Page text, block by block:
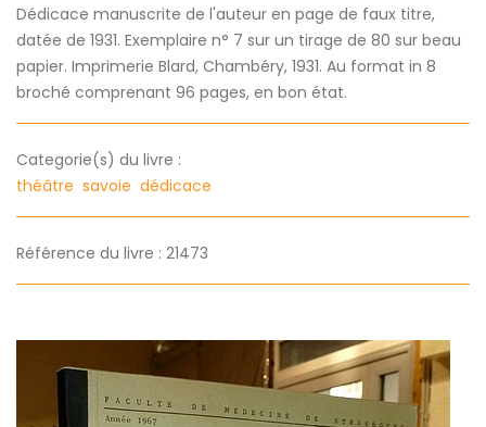
Dédicace manuscrite de l'auteur en page de faux titre,
datée de 1931. Exemplaire n° 7 sur un tirage de 80 sur beau
papier. Imprimerie Blard, Chambéry, 1931. Au format in 8
broché comprenant 96 pages, en bon état.
Categorie(s) du livre :
théâtre savoie dédicace
Référence du livre : 21473